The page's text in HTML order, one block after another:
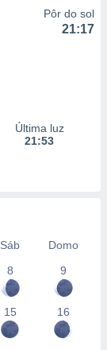
Pôr do sol
21:17
Última luz
21:53
Sáb
Domo
8
9
15 16